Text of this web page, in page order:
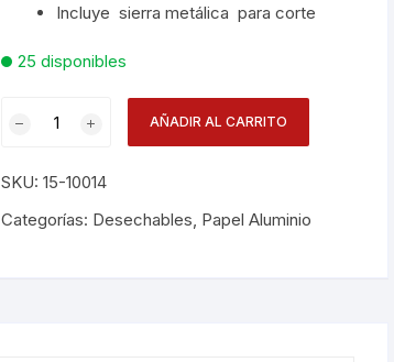
RAK
Incluye sierra metálica para corte
25 disponibles
Aluminio300mt
AÑADIR AL CARRITO
SKU:15-10014
Categorías: Desechables, Papel Aluminio